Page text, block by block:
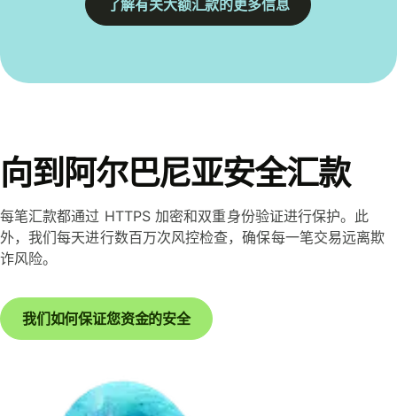
了解有关大额汇款的更多信息
向到阿尔巴尼亚安全汇款
每笔汇款都通过 HTTPS 加密和双重身份验证进行保护。此
外，我们每天进行数百万次风控检查，确保每一笔交易远离欺
诈风险。
我们如何保证您资金的安全